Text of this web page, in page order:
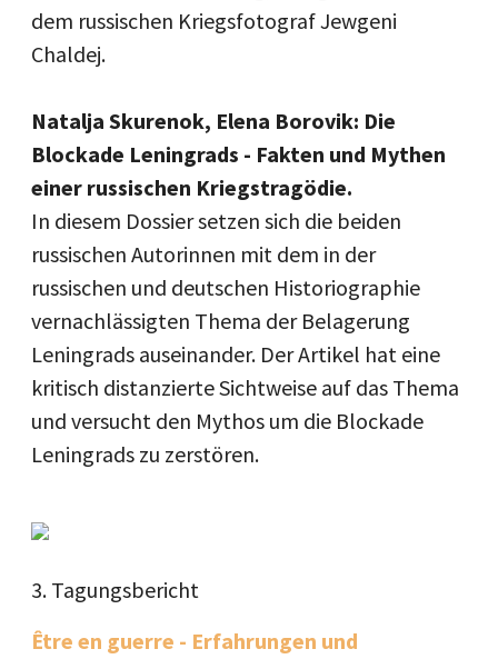
dem russischen Kriegsfotograf Jewgeni
Chaldej.
Natalja Skurenok, Elena Borovik: Die
Blockade Leningrads - Fakten und Mythen
einer russischen Kriegstragödie.
In diesem Dossier setzen sich die beiden
russischen Autorinnen mit dem in der
russischen und deutschen Historiographie
vernachlässigten Thema der Belagerung
Leningrads auseinander. Der Artikel hat eine
kritisch distanzierte Sichtweise auf das Thema
und versucht den Mythos um die Blockade
Leningrads zu zerstören.
3. Tagungsbericht
Être en guerre - Erfahrungen und